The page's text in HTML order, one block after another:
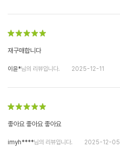
재구매합니다
이윤*님의 리뷰입니다. 2025-12-11
좋아요 좋아요 좋아요
imyh****님의 리뷰입니다. 2025-12-05